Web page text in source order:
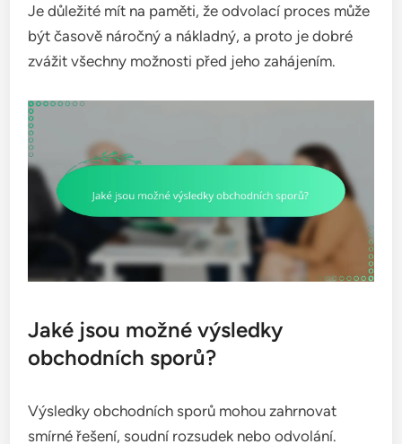
Je důležité mít na paměti, že odvolací proces může
být časově náročný a nákladný, a proto je dobré
zvážit všechny možnosti před jeho zahájením.
Jaké jsou možné výsledky
obchodních sporů?
Výsledky obchodních sporů mohou zahrnovat
smírné řešení, soudní rozsudek nebo odvolání.